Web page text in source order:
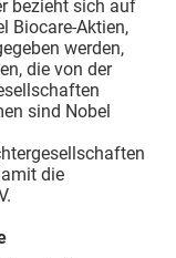
bezieht sich auf
Biocare-Aktien,
werden,
die von der
sind Nobel
die